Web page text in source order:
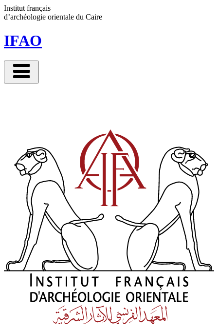
Institut français
d’archéologie orientale du Caire
IFAO
Panneau de gestion des cookies